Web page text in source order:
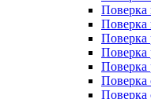
Поверка
Поверка
Поверка
Поверка
Поверка
Поверка
Поверка